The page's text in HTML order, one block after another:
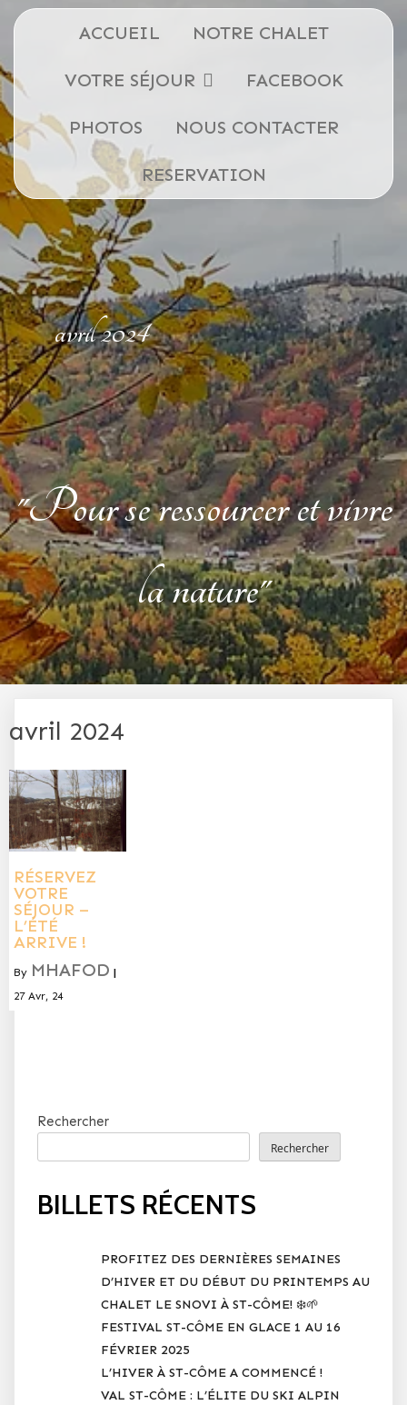
ACCUEIL NOTRE CHALET
VOTRE SÉJOUR FACEBOOK
PHOTOS NOUS CONTACTER
RESERVATION
avril 2024
"Pour se ressourcer et vivre
la nature"
avril 2024
RÉSERVEZ
VOTRE
SÉJOUR –
L’ÉTÉ
ARRIVE !
By MHAFOD |
27 Avr, 24
Rechercher
Rechercher
BILLETS RÉCENTS
PROFITEZ DES DERNIÈRES SEMAINES
D’HIVER ET DU DÉBUT DU PRINTEMPS AU
CHALET LE SNOVI À ST-CÔME! ❄️🌱
FESTIVAL ST-CÔME EN GLACE 1 AU 16
FÉVRIER 2025
L’HIVER À ST-CÔME A COMMENCÉ !
VAL ST-CÔME : L’ÉLITE DU SKI ALPIN